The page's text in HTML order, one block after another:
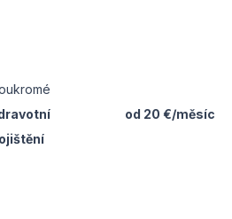
od 20 €/měsíc